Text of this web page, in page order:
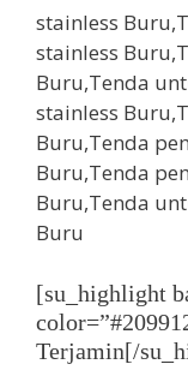
[su_highlight
Terjamin[/